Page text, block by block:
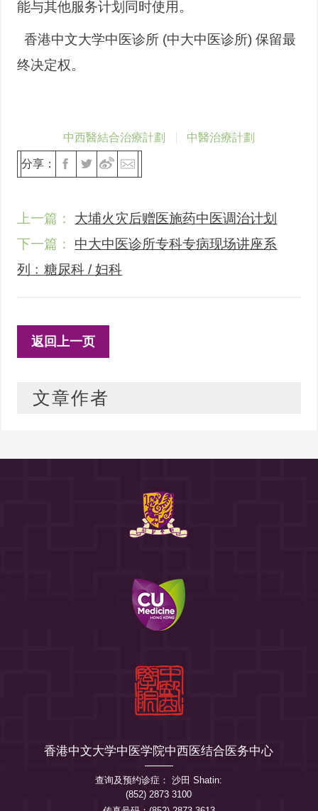
能与其他服务计划同时使用。
 香港中文大学中医诊所 (中大中医诊所) 保留最
终决定权。
中西醫結合治療計劃 中醫治療計劃
分享：
上一篇：
大埔火灾后赠医施药中医调治计划
下一篇：
中大中医诊所专科专病现场讲座系
列﹕糖尿科 / 妇科
返回上一页
文章作者
香港中文大学中医学院中西医结合医务中心
查询及预约诊症： 沙田 Shatin:
(852) 2873 3100